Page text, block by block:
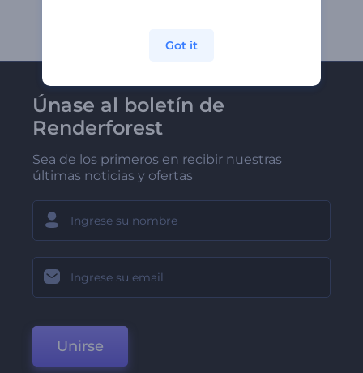
Únase al boletín de
Renderforest
Sea de los primeros en recibir nuestras
últimas noticias y ofertas
Unirse
Got it